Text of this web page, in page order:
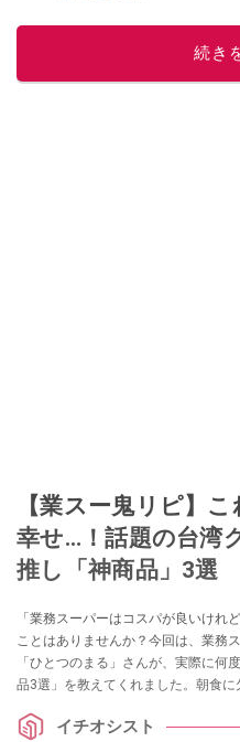
こ
続き
【業スー鬼リピ】
幸せ…！話題の台湾
推し「神商品」3選
「業務スーパーはコスパが良いけれ
ことはありませんか？今回は、業務
「ひとつのまる」さんが、実際に何
品3選」を教えてくれました。朝食
紹介します。イチオシスト